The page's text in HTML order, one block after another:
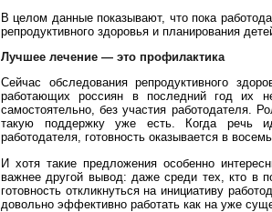
В целом данные показывают, что пока
репродуктивного здоровья и планирования
Лучшее лечение — это профилактика
Сейчас обследования репродуктивного
работающих россиян в последний год их
самостоятельно, без участия работодателя.
такую поддержку уже есть. Когда речь
работодателя, готовность оказывается в
И хотя такие предложения особенно
важнее другой вывод: даже среди тех, кто в
готовность откликнуться на инициативу
довольно эффективно работать как на уже